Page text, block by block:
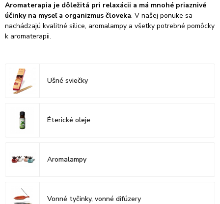
Aromaterapia je dôležitá pri relaxácii a má mnohé priaznivé
účinky na myseľ a organizmus človeka. V našej ponuke sa
nachádzajú kvalitné silice, aromalampy a všetky potrebné pomôcky
k aromaterapii.
Ušné sviečky
Éterické oleje
Aromalampy
Vonné tyčinky, vonné difúzery